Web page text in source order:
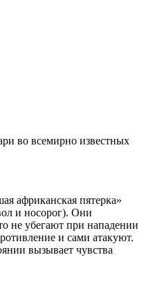
во всемирно известных
африканская пятерка»
и носорог). Они
не убегают при нападении
и сами атакуют.
вызывает чувства